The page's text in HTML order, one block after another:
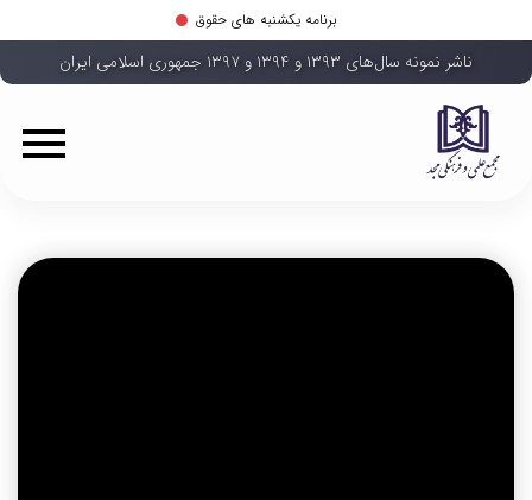
برنامه یکشنبه های حقوق
ناشر نمونه سال‌های ۱۳۹۳ و ۱۳۹۴ و ۱۳۹۷ جمهوری اسلامی ایران